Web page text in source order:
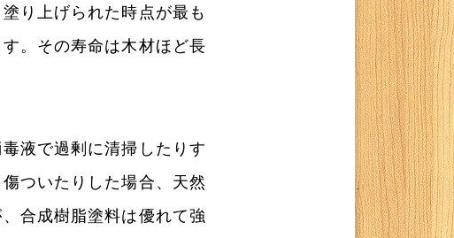
り上げられた時点が最も
。その寿命は木材ほど長
液で過剰に清掃したりす
ついたりした場合、天然
合成樹脂塗料は優れて強